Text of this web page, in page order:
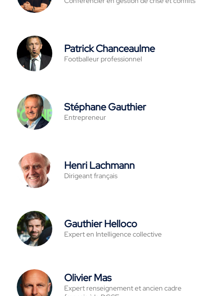
Patrick Chanceaulme
Footballeur professionnel
Stéphane Gauthier
Entrepreneur
Henri Lachmann
Dirigeant français
Gauthier Helloco
Expert en Intelligence collective
Olivier Mas
Expert renseignement et ancien cadre